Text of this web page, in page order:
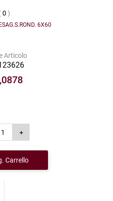
0 )
6X60
Articolo
Carrello